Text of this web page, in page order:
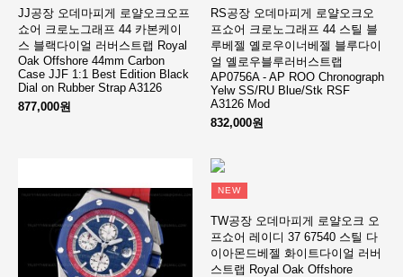
JJ공장 오데마피게 로얄오크오프
쇼어 크로노그래프 44 카본케이
스 블랙다이얼 러버스트랩 Royal
Oak Offshore 44mm Carbon
Case JJF 1:1 Best Edition Black
Dial on Rubber Strap A3126
877,000원
RS공장 오데마피게 로얄오크오
프쇼어 크로노그래프 44 스틸 블
루베젤 옐로우이너베젤 블루다이
얼 옐로우블루러버스트랩
AP0756A - AP ROO Chronograph
Yelw SS/RU Blue/Stk RSF
A3126 Mod
832,000원
NEW
TW공장 오데마피게 로얄오크 오
프쇼어 레이디 37 67540 스틸 다
이아몬드베젤 화이트다이얼 러버
스트랩 Royal Oak Offshore